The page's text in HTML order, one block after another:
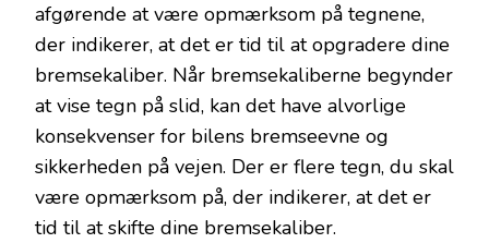
afgørende at være opmærksom på tegnene,
der indikerer, at det er tid til at opgradere dine
bremsekaliber. Når bremsekaliberne begynder
at vise tegn på slid, kan det have alvorlige
konsekvenser for bilens bremseevne og
sikkerheden på vejen. Der er flere tegn, du skal
være opmærksom på, der indikerer, at det er
tid til at skifte dine bremsekaliber.